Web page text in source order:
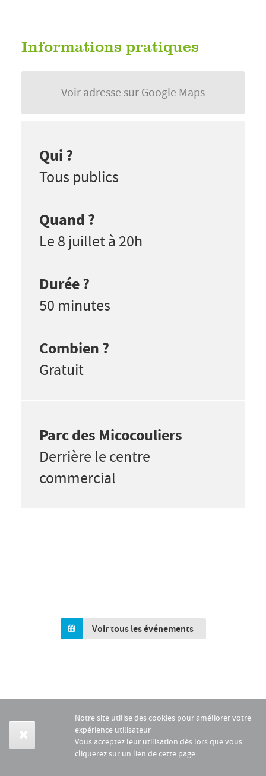
Informations pratiques
Voir adresse sur Google Maps
Qui ?
Tous publics
Quand ?
Le 8 juillet à 20h
Durée ?
50 minutes
Combien ?
Gratuit
Parc des Micocouliers
Derrière le centre
commercial
Voir tous les événements
Notre site utilise des cookies pour améliorer votre
expérience utilisateur
Vous acceptez leur utilisation dès lors que vous
cliquerez sur un lien de cette page